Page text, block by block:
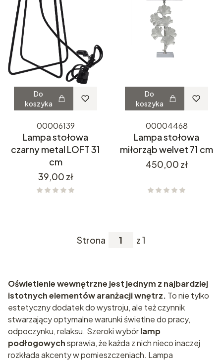
Do
koszyka
00006139
Lampa stołowa
czarny metal LOFT 31
cm
Cena
39,00 zł
Do
koszyka
00004468
Lampa stołowa
miłorząb welvet 71 cm
Cena
450,00 zł
Strona z 1
Oświetlenie wewnętrzne jest jednym z najbardziej
istotnych elementów aranżacji wnętrz. To nie tylko
estetyczny dodatek do wystroju, ale też czynnik
stwarzający optymalne warunki świetlne do pracy,
odpoczynku, relaksu. Szeroki wybórlamp
podłogowychsprawia, że każda z nich nieco inaczej
rozkłada akcenty w pomieszczeniach. Lampa